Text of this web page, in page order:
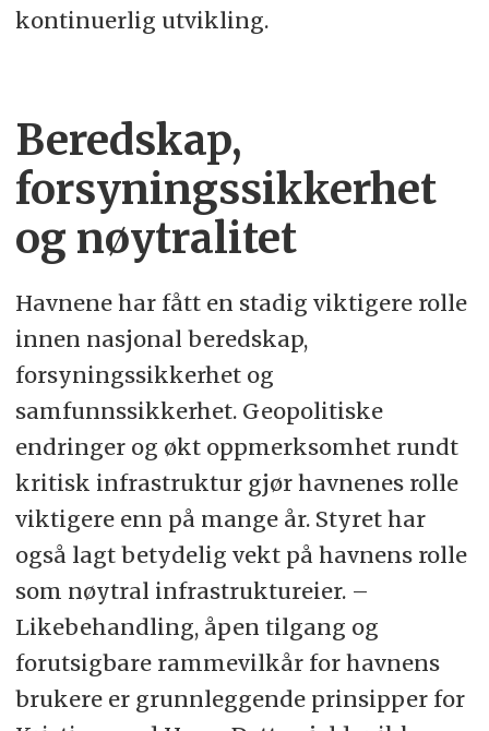
kontinuerlig utvikling.
Beredskap,
forsyningssikkerhet
og nøytralitet
Havnene har fått en stadig viktigere rolle
innen nasjonal beredskap,
forsyningssikkerhet og
samfunnssikkerhet. Geopolitiske
endringer og økt oppmerksomhet rundt
kritisk infrastruktur gjør havnenes rolle
viktigere enn på mange år. Styret har
også lagt betydelig vekt på havnens rolle
som nøytral infrastruktureier. –
Likebehandling, åpen tilgang og
forutsigbare rammevilkår for havnens
brukere er grunnleggende prinsipper for